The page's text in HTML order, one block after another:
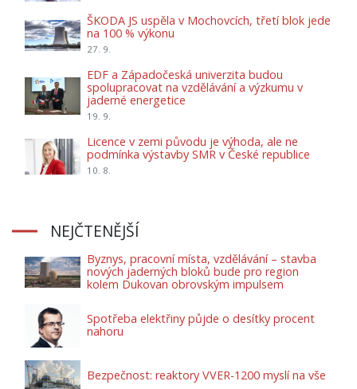
ŠKODA JS uspěla v Mochovcích, třetí blok jede
na 100 % výkonu
27. 9.
EDF a Západočeská univerzita budou
spolupracovat na vzdělávání a výzkumu v
jaderné energetice
19. 9.
Licence v zemi původu je výhoda, ale ne
podmínka výstavby SMR v České republice
10. 8.
NEJČTENĚJŠÍ
Byznys, pracovní místa, vzdělávání – stavba
nových jaderných bloků bude pro region
kolem Dukovan obrovským impulsem
Spotřeba elektřiny půjde o desítky procent
nahoru
Bezpečnost: reaktory VVER-1200 myslí na vše